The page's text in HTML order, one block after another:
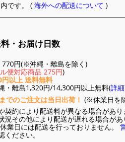
です。 (海外への配送について )
・お届け日数
770円(※沖縄・離島を除く)
便対応商品 275円)
以上 送料無料
・離島1,320円/14,300円以上無料(詳細
でのご注文は当日出荷！ (※休業日を
契約により配送料が異なる場合があり
況その他により配送が遅れる場合があ
業日には配送を行っておりません。
ください。